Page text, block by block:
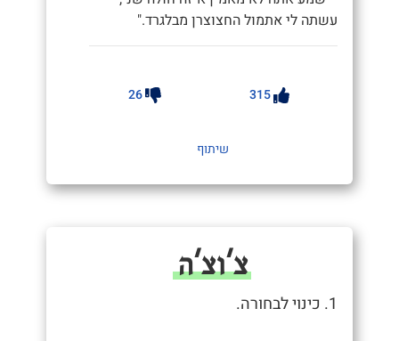
עשתה לי אתמול החצוצרן מבלגרד."
315
26
שיתוף
צ'וצ'ה
1. כינוי לבחורה.